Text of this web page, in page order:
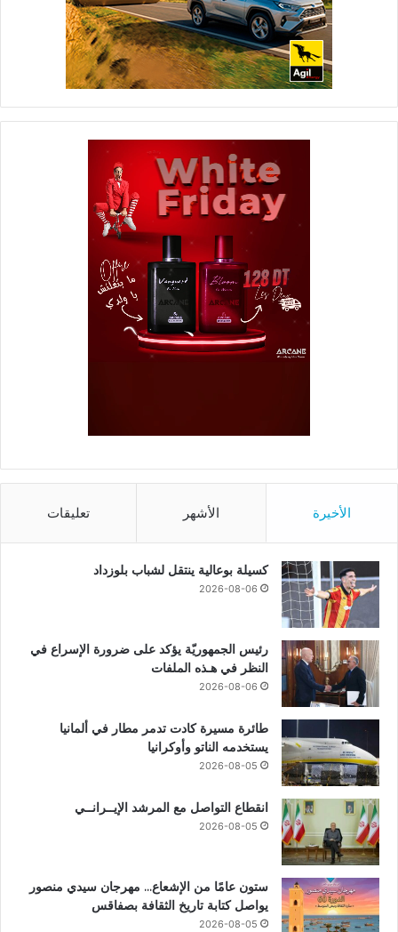
الأخيرة الأشهر تعليقات
كسيلة بوعالية ينتقل لشباب بلوزداد
2026-08-06
رئيس الجمهوريّة يؤكد على ضرورة الإسراع في
النظر في هـذه الملفات
2026-08-06
طائرة مسيرة كادت تدمر مطار في ألمانيا
يستخدمه الناتو وأوكرانيا
2026-08-05
انقطاع التواصل مع المرشد الإيــرانــي
2026-08-05
ستون عامًا من الإشعاع… مهرجان سيدي منصور
يواصل كتابة تاريخ الثقافة بصفاقس
2026-08-05